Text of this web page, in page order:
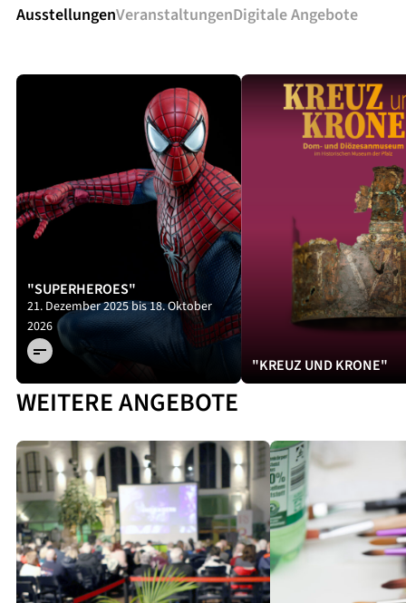
AusstellungenVeranstaltungenDigitale Angebote
Figurine
© Foto:
Hans-
Georg
Merkel
"SUPERHEROES"
21. Dezember 2025 bis 18. Oktober
2026
"KREUZ UND KRONE"
WEITERE ANGEBOTE